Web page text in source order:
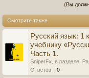
(Вы
Смотрите также
Русский язык: 1
учебнику
Часть 1.
SniperFx , в разделе:
Ответов:
0